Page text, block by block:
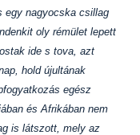
egy nagyocska csillag
oly rémület lepett
ide s tova, azt
hold újultának
egész
és Afrikában nem
is látszott, mely az